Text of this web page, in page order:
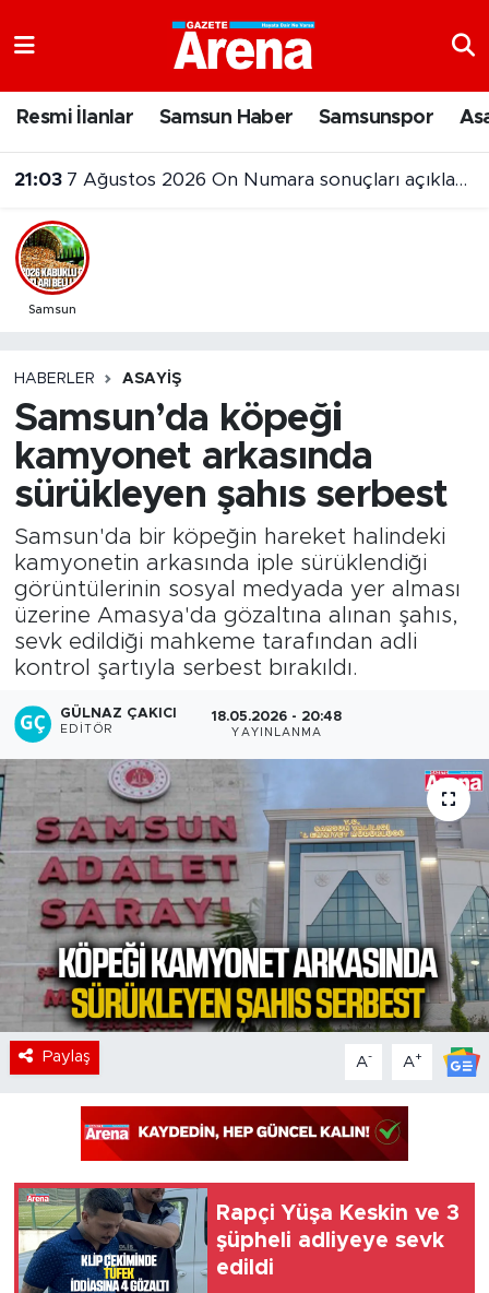
Resmi İlanlar Samsun Haber Samsunspor
21:03 7 Ağustos 2026 On Numara sonuçları açıklandı
Samsun
HABERLER ASAYIŞ
Samsun’da köpeği
kamyonet arkasında
sürükleyen şahıs serbest
Samsun'da bir köpeğin hareket halindeki
kamyonetin arkasında iple sürüklendiği
görüntülerinin sosyal medyada yer alması
üzerine Amasya'da gözaltına alınan şahıs,
sevk edildiği mahkeme tarafından adli
kontrol şartıyla serbest bırakıldı.
GÜLNAZ ÇAKICI
EDITÖR
18.05.2026 - 20:48
YAYINLANMA
Paylaş A- A+
Rapçi Yüşa Keskin ve 3
şüpheli adliyeye sevk
edildi
Samsun Namaz Vakitleri
Trafik Durumu
Süper Lig Puan Durumu ve Fikstür
Son Dakika Haberleri
Haber Arşivi